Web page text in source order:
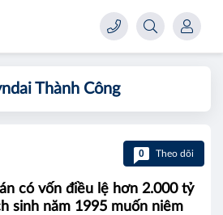
Thành Công
0 Theo dõi
có vốn điều lệ hơn 2.000 tỷ
sinh năm 1995 muốn niêm